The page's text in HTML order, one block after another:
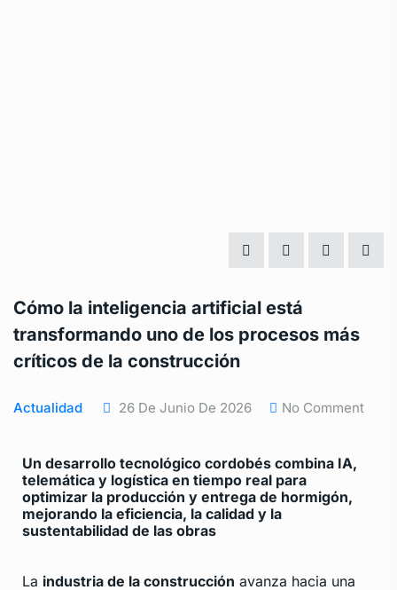
Cómo la inteligencia artificial está
transformando uno de los procesos más
críticos de la construcción
Actualidad 26 De Junio De 2026 No Comment
Un desarrollo tecnológico cordobés combina IA,
telemática y logística en tiempo real para
optimizar la producción y entrega de hormigón,
mejorando la eficiencia, la calidad y la
sustentabilidad de las obras
La industria de la construcción avanza hacia una